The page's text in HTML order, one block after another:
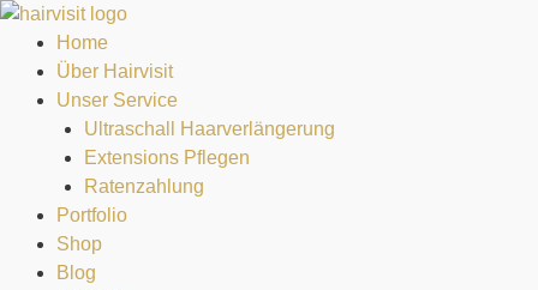
Home
Über Hairvisit
Unser Service
Ultraschall Haarverlängerung
Extensions Pflegen
Ratenzahlung
Portfolio
Shop
Blog